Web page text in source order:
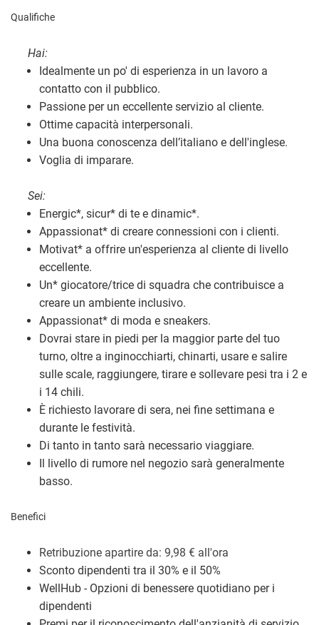
Qualifiche
Hai:
Idealmente un po' di esperienza in un lavoro a
contatto con il pubblico.
Passione per un eccellente servizio al cliente.
Ottime capacità interpersonali.
Una buona conoscenza dell’italiano e dell'inglese.
Voglia di imparare.
Sei:
Energic*, sicur* di te e dinamic*.
Appassionat* di creare connessioni con i clienti.
Motivat* a offrire un'esperienza al cliente di livello
eccellente.
Un* giocatore/trice di squadra che contribuisce a
creare un ambiente inclusivo.
Appassionat* di moda e sneakers.
Dovrai stare in piedi per la maggior parte del tuo
turno, oltre a inginocchiarti, chinarti, usare e salire
sulle scale, raggiungere, tirare e sollevare pesi tra i 2 e
i 14 chili.
È richiesto lavorare di sera, nei fine settimana e
durante le festività.
Di tanto in tanto sarà necessario viaggiare.
Il livello di rumore nel negozio sarà generalmente
basso.
Benefici
Retribuzione apartire da: 9,98 € all'ora
Sconto dipendenti tra il 30% e il 50%
WellHub - Opzioni di benessere quotidiano per i
dipendenti